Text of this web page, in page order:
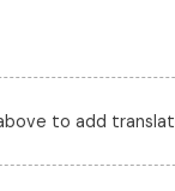
to add